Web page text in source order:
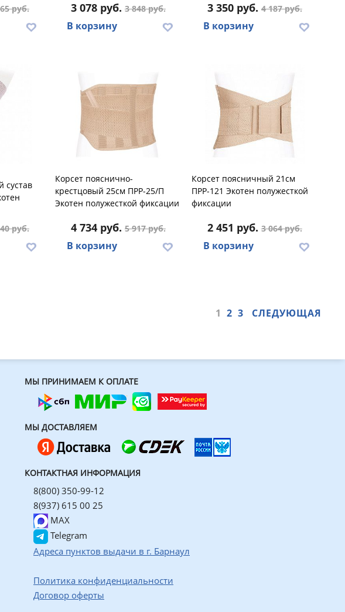
руб. 3 078 руб. 3 848 руб.
В корзину
3 350 руб. 4 187 руб.
В корзину
сустав
руб.
Корсет пояснично-
крестцовый 25см ПРР-25/П
Экотен полужесткой фиксации
4 734 руб. 5 917 руб.
В корзину
Корсет поясничный 21см
ПРР-121 Экотен полужесткой
фиксации
2 451 руб. 3 064 руб.
В корзину
1 2 3 СЛЕДУЮЩАЯ
МЫ ПРИНИМАЕМ К ОПЛАТЕ
МЫ ДОСТАВЛЯЕМ
КОНТАКТНАЯ ИНФОРМАЦИЯ
8(800) 350-99-12
8(937) 615 00 25
MAX
Telegram
Адреса пунктов выдачи в г. Барнаул
Политика конфиденциальности
Договор оферты